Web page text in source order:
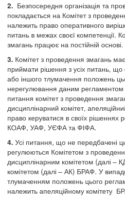
2. Безпосередня організація та
покладається на Комітет з
належить право оперативного
питань в межах своєї компетенції.
змагань працює на постійній основі.
3. Комітет з проведення змагань
приймати рішення з усіх питань,
або іншого тлумачення положень
нерегулювання даним регламентом
питання комітет з проведення
дисциплінарний комітет,
право керуватися в своїх
КОАФ, УАФ, УЄФА та ФІФА.
4. Усі питання, що не передбачені
регулюються Комітетом з
дисциплінарним комітетом (далі –
комітетом (далі – АК) БРАФ. У
тлумаченням положень цього
належить апеляційному комітету